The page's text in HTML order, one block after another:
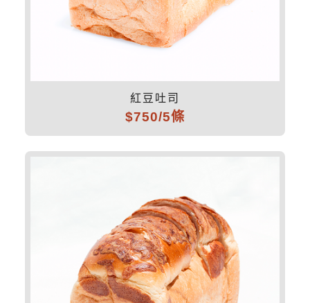
紅豆吐司
$750/5條